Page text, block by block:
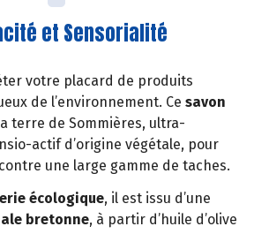
et Sensorialité
votre placard de produits
de l’environnement. Ce savon
terre de Sommières, ultra-
actif d’origine végétale, pour
une large gamme de taches.
écologique, il est issu d’une
bretonne, à partir d’huile d’olive